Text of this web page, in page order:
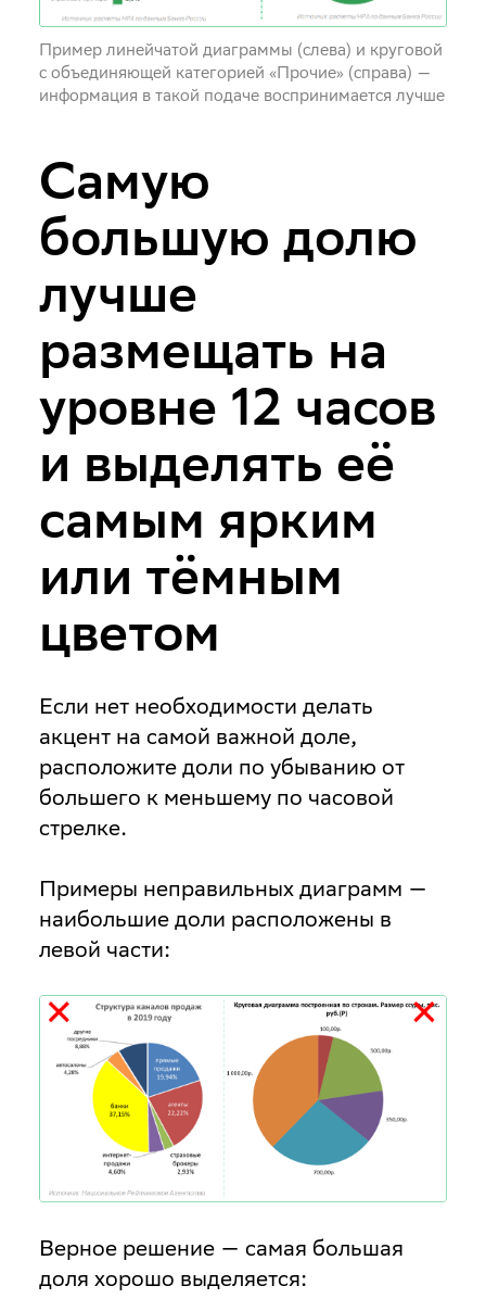
Пример линейчатой диаграммы (слева) и круговой
с объединяющей категорией «Прочие» (справа) —
информация в такой подаче воспринимается лучше
Самую
большую долю
лучше
размещать на
уровне 12 часов
и выделять её
самым ярким
или тёмным
цветом
Если нет необходимости делать
акцент на самой важной доле,
расположите доли по убыванию от
большего к меньшему по часовой
стрелке.
Примеры неправильных диаграмм —
наибольшие доли расположены в
левой части:
Верное решение — самая большая
доля хорошо выделяется: